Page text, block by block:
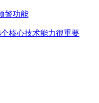
警功能
核心技术能力很重要